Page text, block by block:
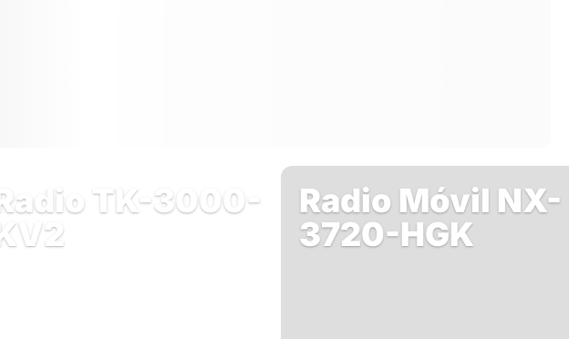
Radio TK-3000-
KV2
Radio Móvil NX-
3720-HGK